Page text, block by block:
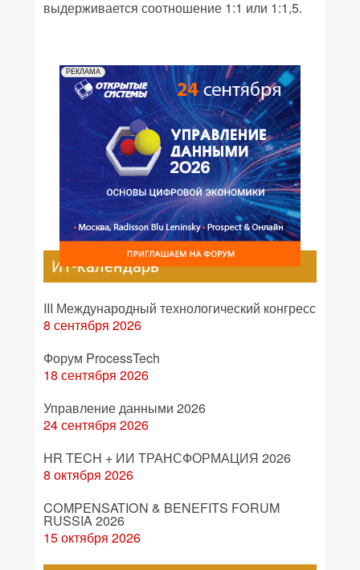
выдерживается соотношение 1:1 или 1:1,5.
РЕКЛАМА
ИТ-календарь
III Международный технологический конгресс
8 сентября 2026
Форум ProcessTech
18 сентября 2026
Управление данными 2026
24 сентября 2026
HR TECH + ИИ ТРАНСФОРМАЦИЯ 2026
8 октября 2026
COMPENSATION & BENEFITS FORUM
RUSSIA 2026
15 октября 2026